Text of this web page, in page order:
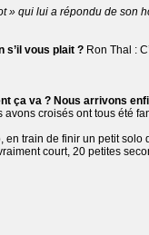
» qui lui a répondu de son
s’il vous plait ? Ron Thal :
ça va ? Nous arrivons
croisés ont tous été
en train de finir un petit
court, 20 petites